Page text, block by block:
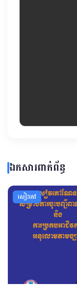
ឯកសារពាក់ព័ន្ធ
សៀវភៅ